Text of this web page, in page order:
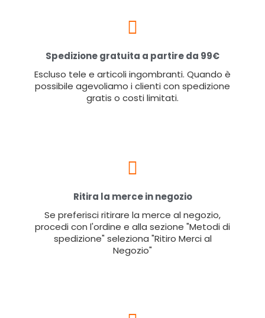
Spedizione gratuita a partire da 99€
Escluso tele e articoli ingombranti. Quando è
possibile agevoliamo i clienti con spedizione
gratis o costi limitati.
Ritira la merce in negozio
Se preferisci ritirare la merce al negozio,
procedi con l'ordine e alla sezione "Metodi di
spedizione" seleziona "Ritiro Merci al
Negozio"